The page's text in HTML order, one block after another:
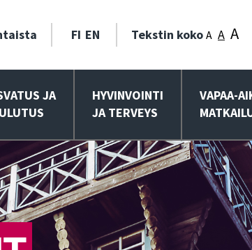
FI EN Tekstin kokoA A A
JA
HYVINVOINTI
JA TERVEYS
VAPAA-